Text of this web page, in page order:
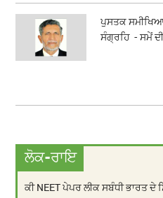
ਪੁਸਤਕ
ਸੰਗ੍ਰਹਿ - ਸਮੇਂ
ਲੋਕ-ਰਾਇ
ਕੀ NEET ਪੇਪਰ ਲੀਕ ਸਬੰਧੀ ਭਾਰਤ ਦੇ